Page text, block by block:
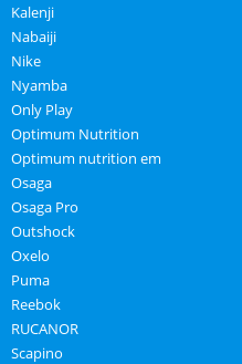
Kalenji
Nabaiji
Nike
Nyamba
Only Play
Optimum Nutrition
Optimum nutrition em
Osaga
Osaga Pro
Outshock
Oxelo
Puma
Reebok
RUCANOR
Scapino